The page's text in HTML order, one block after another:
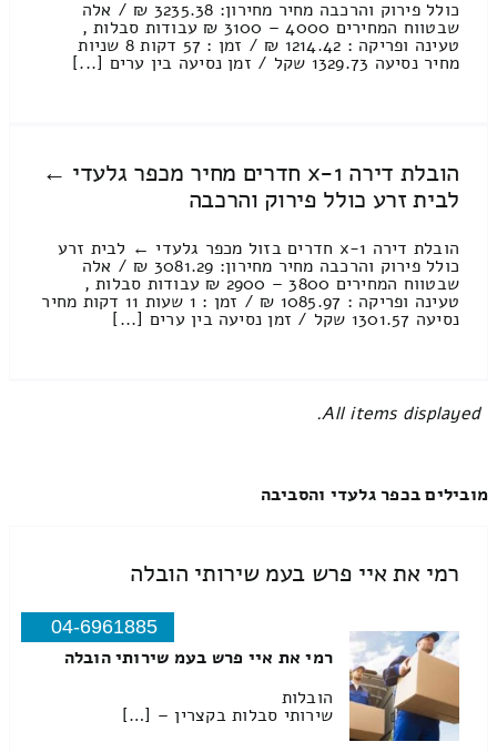
כולל פירוק והרכבה מחיר מחירון: 3235.38 ₪ / אלה
שבטווח המחירים 4000 – 3100 ₪ עבודות סבלות ,
טעינה ופריקה : 1214.42 ₪ / זמן : 57 דקות 8 שניות
מחיר נסיעה 1329.73 שקל / זמן נסיעה בין ערים [...]
הובלת דירה 1-x חדרים מחיר מכפר גלעדי ←
לבית זרע כולל פירוק והרכבה
הובלת דירה 1-x חדרים בזול מכפר גלעדי ← לבית זרע
כולל פירוק והרכבה מחיר מחירון: 3081.29 ₪ / אלה
שבטווח המחירים 3800 – 2900 ₪ עבודות סבלות ,
טעינה ופריקה : 1085.97 ₪ / זמן : 1 שעות 11 דקות מחיר
נסיעה 1301.57 שקל / זמן נסיעה בין ערים [...]
All items displayed.
מובילים בכפר גלעדי והסביבה
רמי את איי פרש בעמ שירותי הובלה
04-6961885
רמי את איי פרש בעמ שירותי הובלה
הובלות
שירותי סבלות בקצרין – […]